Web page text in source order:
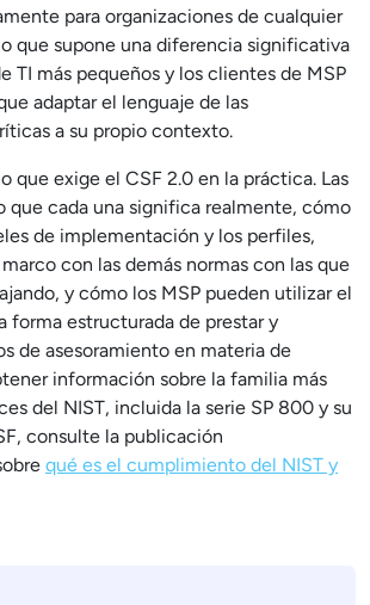
para organizaciones de cualquier
que supone una diferencia significativa
TI más pequeños y los clientes de MSP
adaptar el lenguaje de las
a su propio contexto.
que exige el CSF 2.0 en la práctica. Las
que cada una significa realmente, cómo
de implementación y los perfiles,
con las demás normas con las que
y cómo los MSP pueden utilizar el
forma estructurada de prestar y
de asesoramiento en materia de
información sobre la familia más
del NIST, incluida la serie SP 800 y su
consulte la publicación
qué es el cumplimiento del NIST y